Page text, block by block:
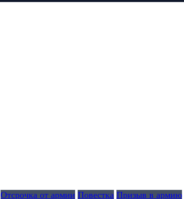
Отсрочка от армии Повестка Призыв в армию